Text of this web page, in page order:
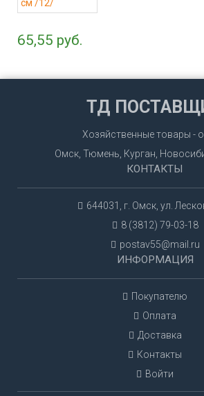
65,55 руб.
ТД
Хозяйственные товары -
Омск, Тюмень, Курган,
КОНТАКТЫ
644031, г. Омск, ул.
8 (3812) 79-03-18
postav55@mail.ru
ИНФОРМАЦИЯ
Покупателю
Оплата
Доставка
Контакты
Войти